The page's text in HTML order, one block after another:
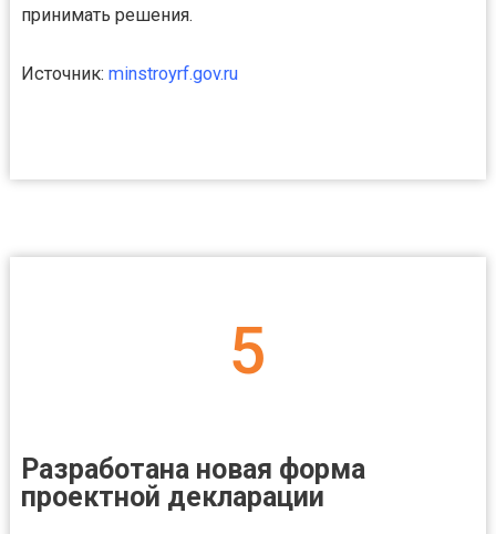
принимать решения.
Источник: minstroyrf.gov.ru
5
Разработана новая форма
проектной декларации